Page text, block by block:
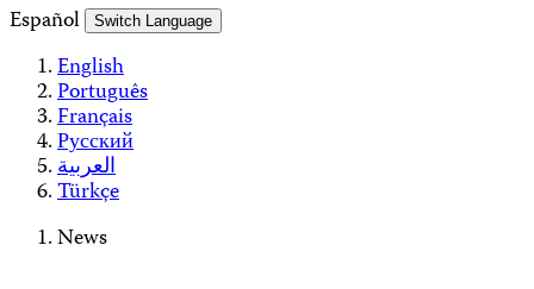
Español
Switch Language
English
Português
Français
Русский
العربية
Türkçe
News